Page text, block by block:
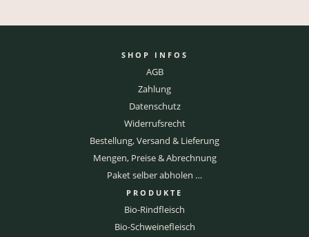
SHOP INFOS
AGB
Zahlung
Datenschutz
Widerrufsrecht
Bestellung, Versand & Lieferung
Mengen, Preise & Abrechnung
Paket selber abholen …
PRODUKTE
Bio-Rindfleisch
Bio-Schweinefleisch